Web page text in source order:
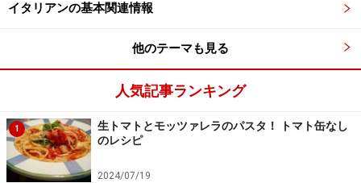
イタリアンの基本関連情報
他のテーマも見る
人気記事ランキング
1
生トマトとモッツァレラのパスタ！ トマト缶なし
のレシピ
2024/07/19